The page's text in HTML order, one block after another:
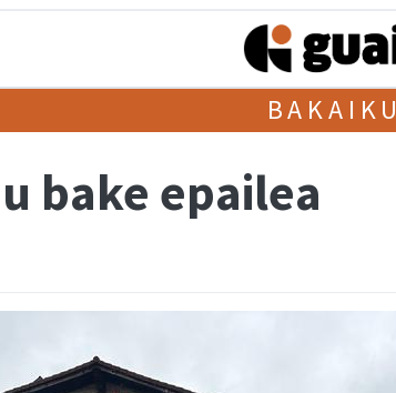
BAKAIKU
bake epailea